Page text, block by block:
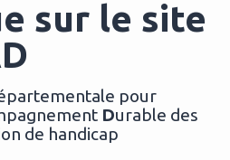
sur le site
pour
Durable des
de handicap